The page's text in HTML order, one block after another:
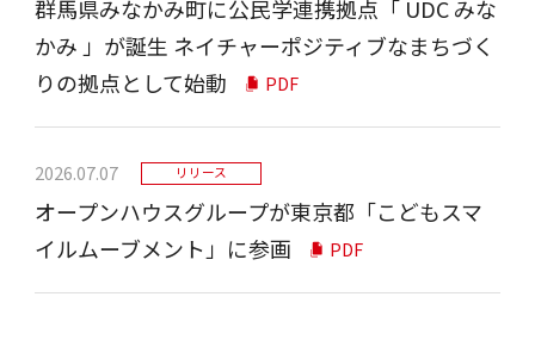
群⾺県みなかみ町に公⺠学連携拠点「 UDC みな
かみ 」が誕⽣ ネイチャーポジティブなまちづく
りの拠点として始動
PDF
2026.07.07 リリース
オープンハウスグループが東京都「こどもスマ
イルムーブメント」に参画
PDF